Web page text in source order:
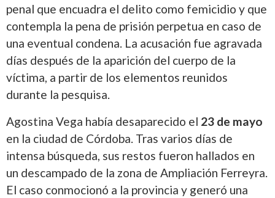
penal que encuadra el delito como femicidio y que
contempla la pena de prisión perpetua en caso de
una eventual condena. La acusación fue agravada
días después de la aparición del cuerpo de la
víctima, a partir de los elementos reunidos
durante la pesquisa.
Agostina Vega había desaparecido el 23 de mayo
en la ciudad de Córdoba. Tras varios días de
intensa búsqueda, sus restos fueron hallados en
un descampado de la zona de Ampliación Ferreyra.
El caso conmocionó a la provincia y generó una